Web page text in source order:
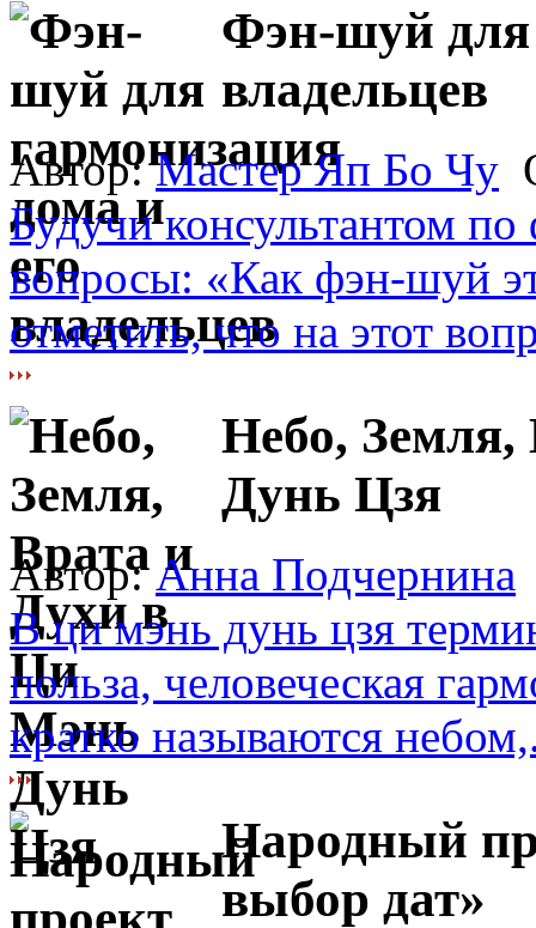
Фэн-шуй для
владельцев
Автор:Мастер Яп Бо Чу
Будучи консультантом
вопросы: «Как фэн-шуй
отметить, что на этот
Небо,
Дунь Цзя
Автор:Анна Подчернина
В ци мэнь дунь цзя
польза, человеческая
кратко называются
Народный
выбор дат»